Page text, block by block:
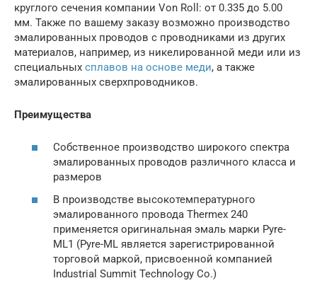
круглого сечения компании Von Roll: от 0.335 до 5.00
мм. Также по вашему заказу возможно производство
эмалированных проводов с проводниками из других
материалов, например, из никелированной меди или из
специальных сплавов на основе меди, а также
эмалированных сверхпроводников.
Преимущества
Собственное производство широкого спектра
эмалированных проводов различного класса и
размеров
В производстве высокотемпературного
эмалированного провода Thermex 240
применяется оригинальная эмаль марки Pyre-
ML1 (Pyre-ML является зарегистрированной
торговой маркой, присвоенной компанией
Industrial Summit Technology Co.)